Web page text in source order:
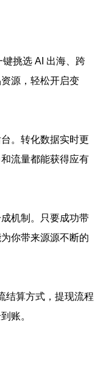
挑选 AI 出海、跨
源，轻松开启变
。转化数据实时更
流量都能获得应有
机制。只要成功带
你带来源源不断的
结算方式，提现流程
账。